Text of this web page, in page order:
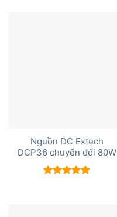
Nguồn DC Extech
DCP36 chuyển đổi 80W